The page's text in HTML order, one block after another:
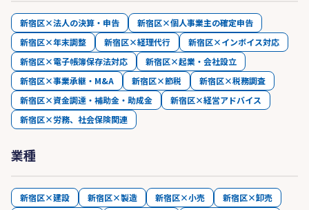
新宿区×法人の決算・申告
新宿区×個人事業主の確定申告
新宿区×年末調整
新宿区×経理代行
新宿区×インボイス対応
新宿区×電子帳簿保存法対応
新宿区×起業・会社設立
新宿区×事業承継・M&A
新宿区×節税
新宿区×税務調査
新宿区×資金調達・補助金・助成金
新宿区×経営アドバイス
新宿区×労務、社会保険関連
業種
新宿区×建設 新宿区×製造 新宿区×小売
新宿区×卸売